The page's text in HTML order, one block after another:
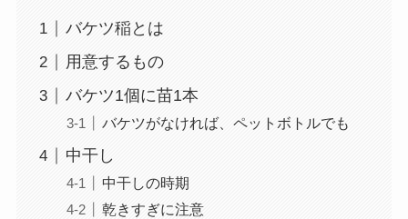
バケツ稲とは
用意するもの
バケツ1個に苗1本
バケツがなければ、ペットボトルでも
中干し
中干しの時期
乾きすぎに注意